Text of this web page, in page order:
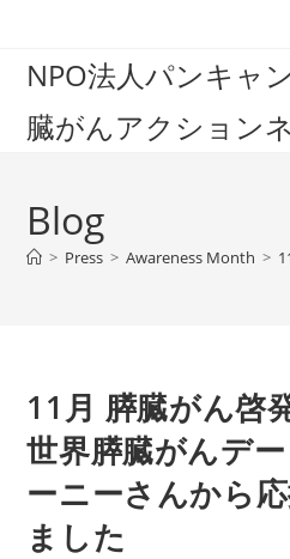
contentNPO法人パンキャ
臓がんアクション
Blog
> Press > Awareness Month >
11月 膵臓がん啓
世界膵臓がんデ
ーニーさんから
ました